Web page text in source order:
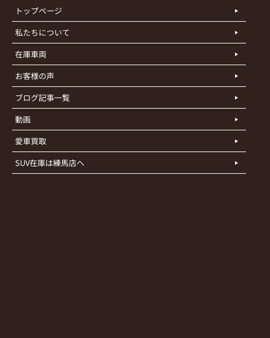
トップページ
私たちについて
在庫車両
お客様の声
ブログ記事一覧
動画
愛車買取
SUV在庫は練馬店へ